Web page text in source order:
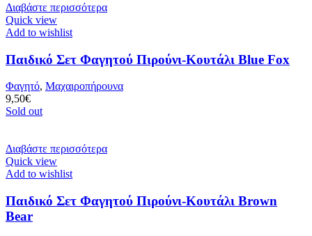
Διαβάστε περισσότερα
Quick view
Add to wishlist
Παιδικό Σετ Φαγητού Πιρούνι-Κουτάλι Blue Fox
Φαγητό, Μαχαιροπήρουνα
9,50€
Sold out
Διαβάστε περισσότερα
Quick view
Add to wishlist
Παιδικό Σετ Φαγητού Πιρούνι-Κουτάλι Brown
Bear